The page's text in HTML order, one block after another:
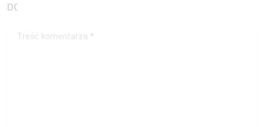
DODAJ SWÓJ KOMENTARZ